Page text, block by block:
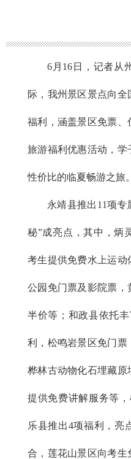
6月16日，记者从
际，我州景区景点向
福利，涵盖景区免票、
旅游福利优惠活动，学
性价比的临夏畅游之旅。
永靖县推出11项专
秘”成亮点，其中，炳
考生提供免费水上运
公园免门票及影院票
半价等；和政县依托
利，松鸣岩景区免门票
桦林古动物化石埋藏原
提供免费讲解服务等
乐县推出4项福利，亮
合，莲花山景区向考